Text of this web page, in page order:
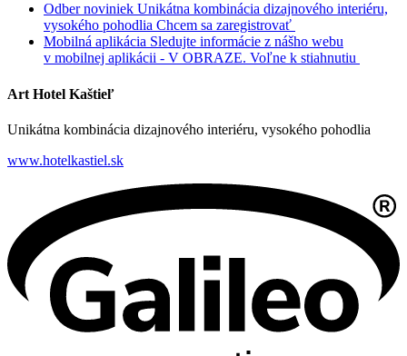
Odber noviniek Unikátna kombinácia dizajnového interiéru,
vysokého pohodlia Chcem sa zaregistrovať
Mobilná aplikácia Sledujte informácie z nášho webu
v mobilnej aplikácii - V OBRAZE. Voľne k stiahnutiu
Art Hotel Kaštieľ
Unikátna kombinácia dizajnového interiéru, vysokého pohodlia
www.hotelkastiel.sk